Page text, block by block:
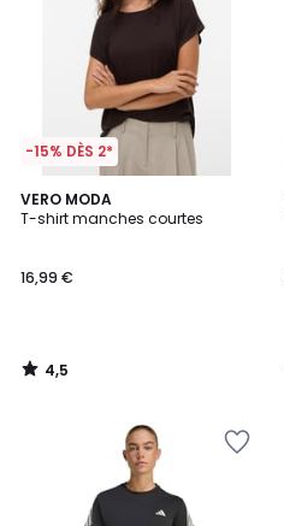
-15% DÈS 2*
VERO MODA
T-shirt manches courtes
16,99 €
4,5
/ 5
4,5
/